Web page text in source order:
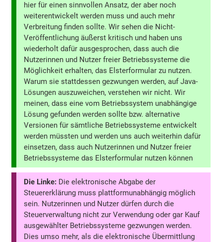
hier für einen sinnvollen Ansatz, der aber noch
weiterentwickelt werden muss und auch mehr
Verbreitung finden sollte. Wir sehen die Nicht-
Veröffentlichung äußerst kritisch und haben uns
wiederholt dafür ausgesprochen, dass auch die
Nutzerinnen und Nutzer freier Betriebssysteme die
Möglichkeit erhalten, das Elsterformular zu nutzen.
Warum sie stattdessen gezwungen werden, auf Java-
Lösungen auszuweichen, verstehen wir nicht. Wir
meinen, dass eine vom Betriebssystem unabhängige
Lösung gefunden werden sollte bzw. alternative
Versionen für sämtliche Betriebssysteme entwickelt
werden müssten und werden uns auch weiterhin dafür
einsetzen, dass auch Nutzerinnen und Nutzer freier
Betriebssysteme das Elsterformular nutzen können
Die Linke: Die elektronische Abgabe der
Steuererklärung muss plattformunabhängig möglich
sein. Nutzerinnen und Nutzer dürfen durch die
Steuerverwaltung nicht zur Verwendung oder gar Kauf
ausgewählter Betriebssysteme gezwungen werden.
Dies umso mehr, als die elektronische Übermittlung